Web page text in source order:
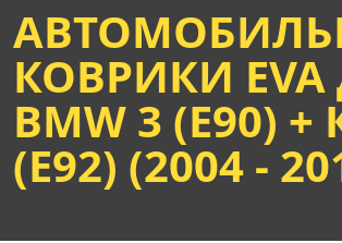
КОВРИКИ
BMW 3 (E90) +
(E92) (2004 -